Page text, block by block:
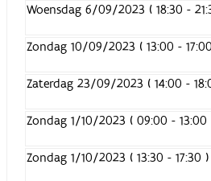
Woensdag 6/09/2023 ( 18:30 -
Zondag 10/09/2023 ( 13:00 -
Zaterdag 23/09/2023 ( 14:00 -
Zondag 1/10/2023 ( 09:00 - 13:00
Zondag 1/10/2023 ( 13:30 - 17:30 )